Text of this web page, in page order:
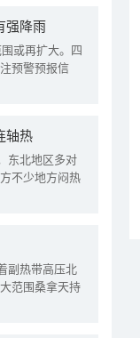
强降雨
或再扩大。四
预警预报信
轴热
东北地区多对
不少地方闷热
副热带高压北
范围桑拿天持